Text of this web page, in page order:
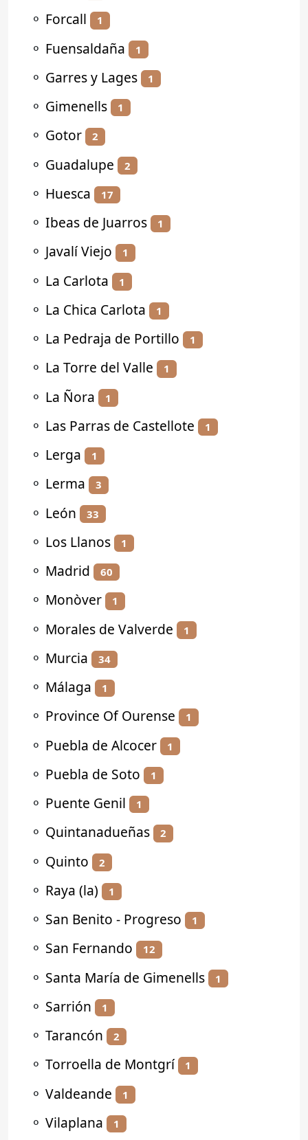
⚬ Forcall 1
⚬ Fuensaldaña 1
⚬ Garres y Lages 1
⚬ Gimenells 1
⚬ Gotor 2
⚬ Guadalupe 2
⚬ Huesca 17
⚬ Ibeas de Juarros 1
⚬ Javalí Viejo 1
⚬ La Carlota 1
⚬ La Chica Carlota 1
⚬ La Pedraja de Portillo 1
⚬ La Torre del Valle 1
⚬ La Ñora 1
⚬ Las Parras de Castellote 1
⚬ Lerga 1
⚬ Lerma 3
⚬ León 33
⚬ Los Llanos 1
⚬ Madrid 60
⚬ Monòver 1
⚬ Morales de Valverde 1
⚬ Murcia 34
⚬ Málaga 1
⚬ Province Of Ourense 1
⚬ Puebla de Alcocer 1
⚬ Puebla de Soto 1
⚬ Puente Genil 1
⚬ Quintanadueñas 2
⚬ Quinto 2
⚬ Raya (la) 1
⚬ San Benito - Progreso 1
⚬ San Fernando 12
⚬ Santa María de Gimenells 1
⚬ Sarrión 1
⚬ Tarancón 2
⚬ Torroella de Montgrí 1
⚬ Valdeande 1
⚬ Vilaplana 1